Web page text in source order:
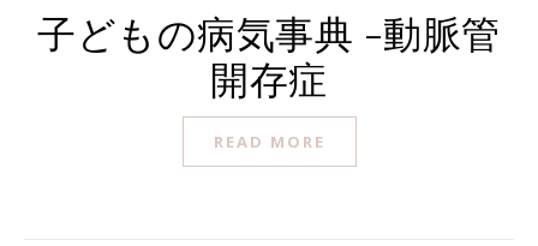
子どもの病気事典 -動脈管
開存症
READ MORE